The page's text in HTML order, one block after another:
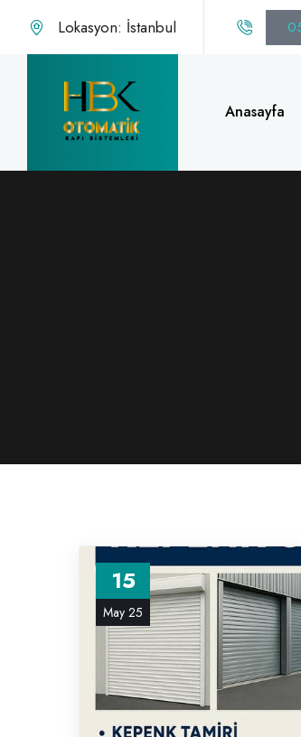
Lokasyon: İstanbul
Anasayfa
15
May 25